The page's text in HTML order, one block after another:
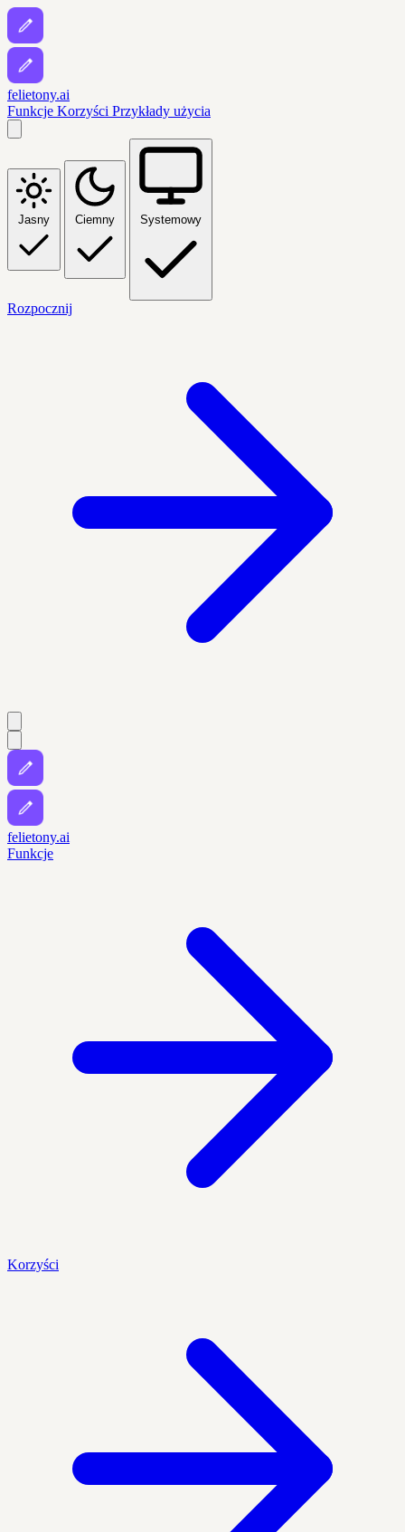
felietony.ai
Funkcje Korzyści Przykłady użycia
Jasny Ciemny Systemowy
Rozpocznij
felietony.ai
Funkcje
Korzyści